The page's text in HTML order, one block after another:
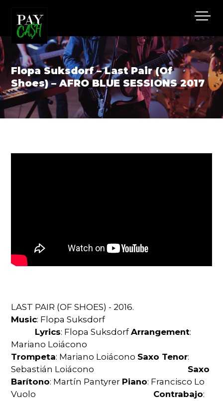
Flopa Suksdorf – Last Pair (Of
Shoes) – AFRO BLUE SESSIONS 2017
LAST PAIR (OF SHOES) - 2016.
Music: Flopa Suksdorf
Lyrics: Flopa SuksdorfArrangement:
Mariano Loiácono
Trompeta: Mariano Loiácono Saxo Tenor:
Sebastián Loiácono Saxo
Barítono: Martín Pantyrer Piano: Francisco Lo
Vuolo Contrabajo: